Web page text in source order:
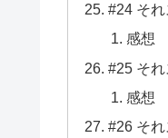
#24 そ
感想
#25 そ
感想
#26 そ